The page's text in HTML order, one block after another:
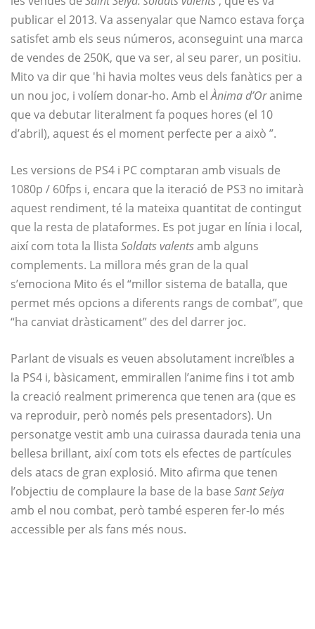
publicar el 2013. Va assenyalar que Namco estava força
satisfet amb els seus números, aconseguint una marca
de vendes de 250K, que va ser, al seu parer, un positiu.
Mito va dir que 'hi havia moltes veus dels fanàtics per a
un nou joc, i volíem donar-ho. Amb elÀnima d’Oranime
que va debutar literalment fa poques hores (el 10
d’abril), aquest és el moment perfecte per a això ”.
Les versions de PS4 i PC comptaran amb visuals de
1080p / 60fps i, encara que la iteració de PS3 no imitarà
aquest rendiment, té la mateixa quantitat de contingut
que la resta de plataformes. Es pot jugar en línia i local,
així com tota la llista Soldats valentsamb alguns
complements. La millora més gran de la qual
s’emociona Mito és el “millor sistema de batalla, que
permet més opcions a diferents rangs de combat”, que
“ha canviat dràsticament” des del darrer joc.
Parlant de visuals es veuen absolutament increïbles a
la PS4 i, bàsicament, emmirallen l’anime fins i tot amb
la creació realment primerenca que tenen ara (que es
va reproduir, però només pels presentadors). Un
personatge vestit amb una cuirassa daurada tenia una
bellesa brillant, així com tots els efectes de partícules
dels atacs de gran explosió. Mito afirma que tenen
l’objectiu de complaure la base de la base Sant Seiya
amb el nou combat, però també esperen fer-lo més
accessible per als fans més nous.